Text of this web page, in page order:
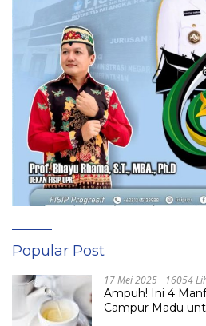
Popular Post
17 Mei 2025 16054
Ampuh! Ini 4
Campur Madu